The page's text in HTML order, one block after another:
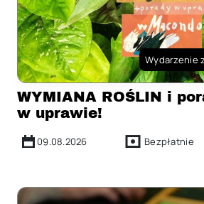
Wydarzenie
WYMIANA ROŚLIN i
w uprawie!
09.08.2026 Bezpłatnie